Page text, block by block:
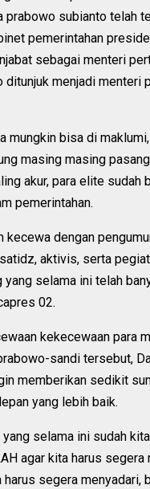
prabowo subianto telah
pemerintahan
sebagai menteri
ditunjuk menjadi menteri
mungkin bisa di
masing masing
akur, para elite sudah
pemerintahan.
kecewa dengan
aktivis, serta
yang selama ini telah
02.
kekecewaan para
sandi tersebut,
memberikan sedikit
yang lebih baik.
yang selama ini sudah
agar kita harus segera
segera menyadari,